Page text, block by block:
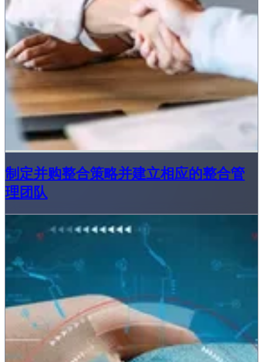
制定并购整合策略并建立相应的整合管
理团队